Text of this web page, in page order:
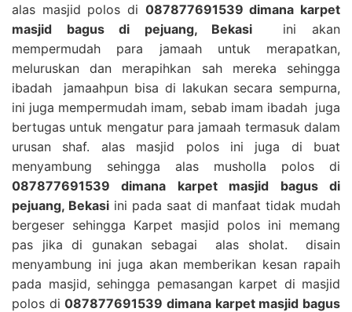
alas masjid polos di 087877691539 dimana karpet
masjid bagus di pejuang, Bekasi ini akan
mempermudah para jamaah untuk merapatkan,
meluruskan dan merapihkan sah mereka sehingga
ibadah jamaahpun bisa di lakukan secara sempurna,
ini juga mempermudah imam, sebab imam ibadah juga
bertugas untuk mengatur para jamaah termasuk dalam
urusan shaf. alas masjid polos ini juga di buat
menyambung sehingga alas musholla polos di
087877691539 dimana karpet masjid bagus di
pejuang, Bekasi ini pada saat di manfaat tidak mudah
bergeser sehingga Karpet masjid polos ini memang
pas jika di gunakan sebagai alas sholat. disain
menyambung ini juga akan memberikan kesan rapaih
pada masjid, sehingga pemasangan karpet di masjid
polos di087877691539 dimana karpet masjid bagus